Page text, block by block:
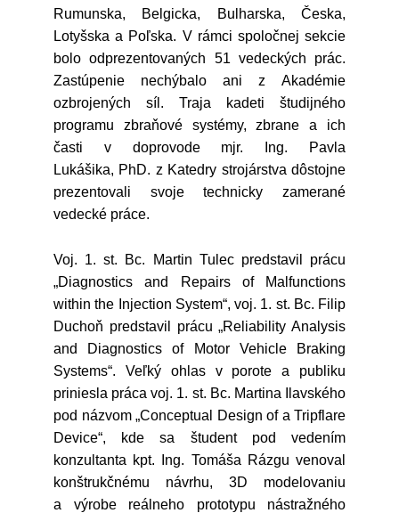
Rumunska, Belgicka, Bulharska, Česka,
Lotyšska a Poľska. V rámci spoločnej sekcie
bolo odprezentovaných 51 vedeckých prác.
Zastúpenie nechýbalo ani z Akadémie
ozbrojených síl. Traja kadeti študijného
programu zbraňové systémy, zbrane a ich
časti v doprovode mjr. Ing. Pavla
Lukášika, PhD. z Katedry strojárstva dôstojne
prezentovali svoje technicky zamerané
vedecké práce.
Voj. 1. st. Bc. Martin Tulec predstavil prácu
„Diagnostics and Repairs of Malfunctions
within the Injection System“, voj. 1. st. Bc. Filip
Duchoň predstavil prácu „Reliability Analysis
and Diagnostics of Motor Vehicle Braking
Systems“. Veľký ohlas v porote a publiku
priniesla práca voj. 1. st. Bc. Martina Ilavského
pod názvom „Conceptual Design of a Tripflare
Device“, kde sa študent pod vedením
konzultanta kpt. Ing. Tomáša Rázgu venoval
konštrukčnému návrhu, 3D modelovaniu
a výrobe reálneho prototypu nástražného